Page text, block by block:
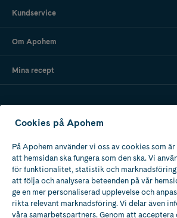
Kundservice
Om Apohem
Mina recept
Ladda ner vår app
Apotek med tillstånd
av Läkemedelsverket
Cookies på Apohem
På Apohem använder vi oss av cookies som
att hemsidan ska fungera som den ska. Vi
för funktionalitet, statistik och
att följa och analysera beteenden på vår
ge en mer personaliserad upplevelse och
rikta relevant marknadsföring. Vi delar även
våra samarbetspartners. Genom att acceptera